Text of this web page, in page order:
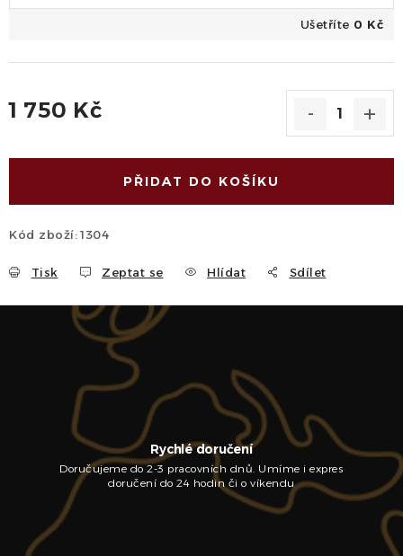
Ušetříte 0 Kč
1 750 Kč
PŘIDAT DO KOŠÍKU
Kód zboží:1304
Tisk Zeptat se Hlídat Sdílet
Rychlé doručení
Doručujeme do 2-3 pracovních dnů. Umíme i expres
doručení do 24 hodin či o víkendu